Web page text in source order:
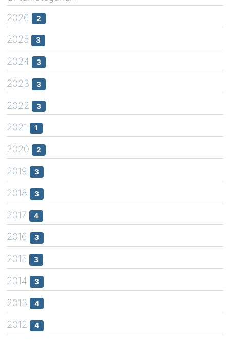
2026
2
2025 3
2024 3
2023 3
2022 3
2021 1
2020 2
2019 3
2018 3
2017 4
2016 3
2015 3
2014 3
2013 4
2012 4